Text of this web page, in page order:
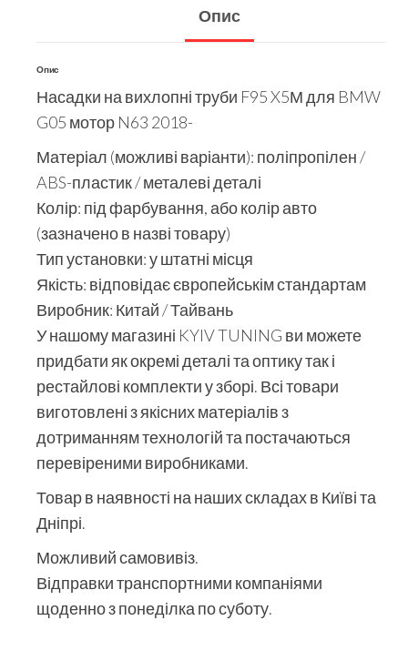
Опис
Опис
Насадки на вихлопні труби F95 X5М для BMW
G05 мотор N63 2018-
Матеріал (можливі варіанти): поліпропілен /
ABS-пластик / металеві деталі
Колір: під фарбування, або колір авто
(зазначено в назві товару)
Тип установки: у штатні місця
Якість: відповідає європейськім стандартам
Виробник: Китай / Тайвань
У нашому магазині KYIV TUNING ви можете
придбати як окремі деталі та оптику так і
рестайлові комплекти у зборі. Всі товари
виготовлені з якісних матеріалів з
дотриманням технологій та постачаються
перевіреними виробниками.
Товар в наявності на наших складах в Київі та
Дніпрі.
Можливий самовивіз.
Відправки транспортними компаніями
щоденно з понеділка по суботу.